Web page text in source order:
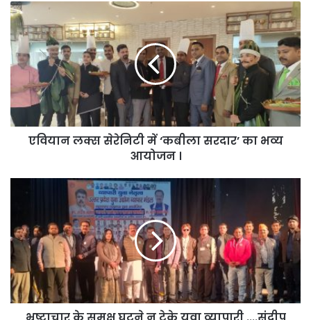
एवियान
लक्स
सेरेनिटी
में
‘कबीला
सरदार’
का
भव्य
आयोजन
एवियान लक्स सेरेनिटी में ‘कबीला सरदार’ का भव्य
आयोजन ।
घुटने
न
टेके
युवा
व्यापारी
....संदीप
बंसल